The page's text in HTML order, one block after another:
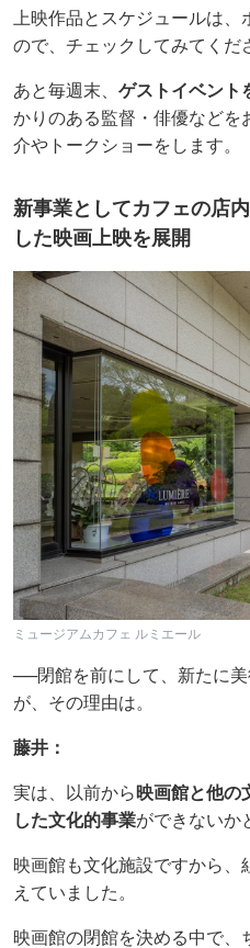
上映作品とスケジュールは
ので、チェックしてみてくだ
あと毎週末、 ゲストイベント
かりのある監督・俳優などを
介やトークショーをします。
新事業としてカフェの店
した映画上映を展開
ミュージアムカフェ ルミエール
──閉館を前にして、新たに
が、その理由は。
藤井：
実は、以前から 映画館と他の
した文化的事業ができないか
映画館も文化施設ですから
えていました。
映画館の閉館を決める中で、